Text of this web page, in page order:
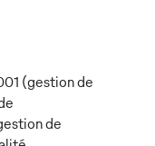
(gestion de
de